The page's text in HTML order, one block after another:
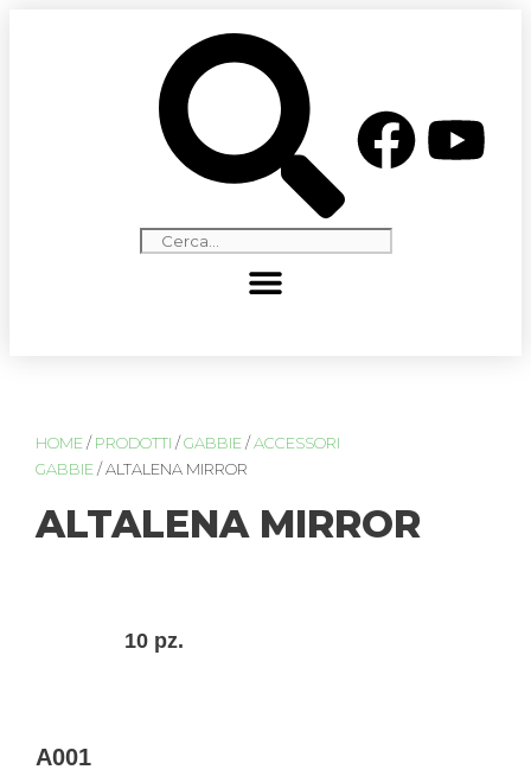
HOME / PRODOTTI /GABBIE /ACCESSORI
GABBIE / ALTALENA MIRROR
ALTALENA MIRROR
10 pz.
A001